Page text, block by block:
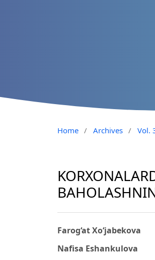
Home / Archives / Vol.
Farog‘at Xo‘jabekova
Nafisa Eshankulova